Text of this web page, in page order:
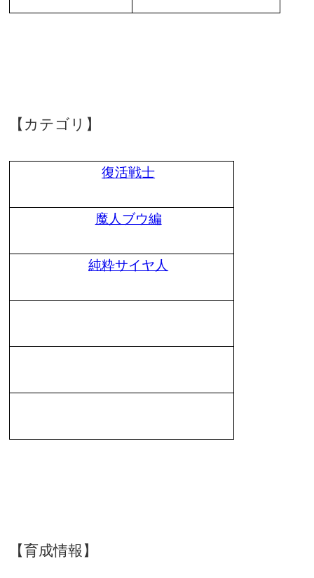
【カテゴリ】
復活戦士
魔人ブウ編
純粋サイヤ人
【育成情報】